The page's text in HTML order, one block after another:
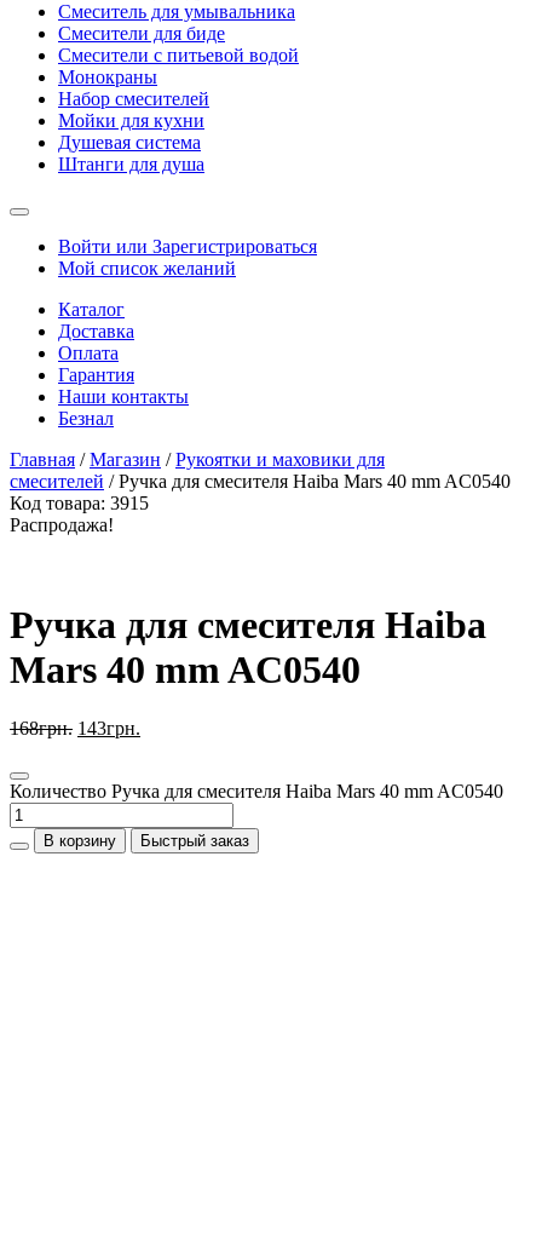
Смеситель для умывальника
Смесители для биде
Смесители с питьевой водой
Монокраны
Набор смесителей
Мойки для кухни
Душевая система
Штанги для душа
Войти или Зарегистрироваться
Мой список желаний
Каталог
Доставка
Оплата
Гарантия
Наши контакты
Безнал
Главная /Магазин /Рукоятки и маховики для
смесителей / Ручка для смесителя Haiba Mars 40 mm AC0540
Код товара: 3915
Распродажа!
Ручка для смесителя Haiba
Mars 40 mm AC0540
168грн. 143грн.
Количество Ручка для смесителя Haiba Mars 40 mm AC0540
В корзину Быстрый заказ